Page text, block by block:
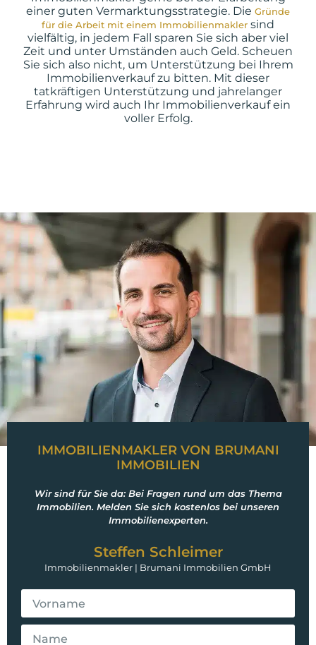
einer guten Vermarktungsstrategie. Die Gründe
für die Arbeit mit einem Immobilienmakler sind
vielfältig, in jedem Fall sparen Sie sich aber viel
Zeit und unter Umständen auch Geld. Scheuen
Sie sich also nicht, um Unterstützung bei Ihrem
Immobilienverkauf zu bitten. Mit dieser
tatkräftigen Unterstützung und jahrelanger
Erfahrung wird auch Ihr Immobilienverkauf ein
voller Erfolg.
IMMOBILIENMAKLER VON BRUMANI
IMMOBILIEN
Wir sind für Sie da: Bei Fragen rund um das Thema
Immobilien. Melden Sie sich kostenlos bei unseren
Immobilienexperten.
Steffen Schleimer
Immobilienmakler | Brumani Immobilien GmbH